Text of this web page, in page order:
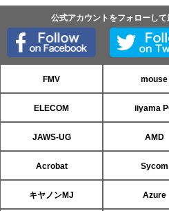
公式アカウントをフォローし
FMV mouse
ELECOM iiyama
JAWS-UG AMD
Acrobat Sycom
キヤノンMJ Azure